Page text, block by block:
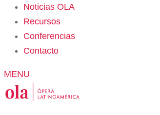
Noticias OLA
Recursos
Conferencias
Contacto
MENU